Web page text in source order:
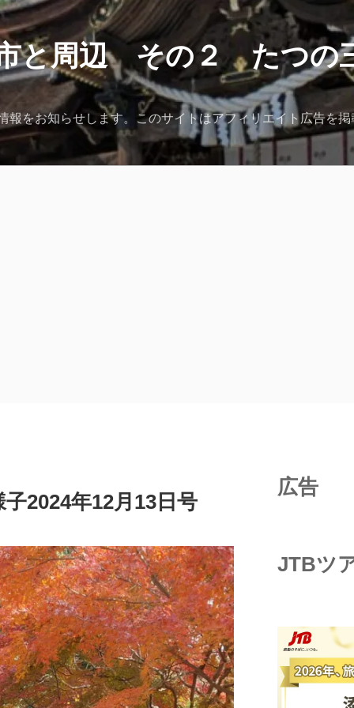
と周辺 その２ たつの
報をお知らせします。このサイトはアフィリエイト広告を
2024年12月13日号
広告
JTBツ